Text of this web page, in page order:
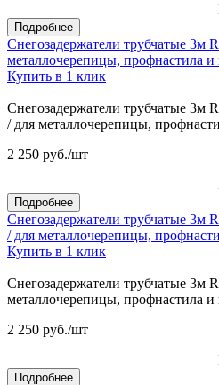
Подробнее
Снегозадержатели трубчатые 3м
металлочерепицы, профнастила
Купить в 1 клик
Снегозадержатели трубчатые 3м
/ для металлочерепицы,
2 250 руб./шт
Подробнее
Снегозадержатели трубчатые 3м
/ для металлочерепицы,
Купить в 1 клик
Снегозадержатели трубчатые 3м
металлочерепицы, профнастила
2 250 руб./шт
Подробнее